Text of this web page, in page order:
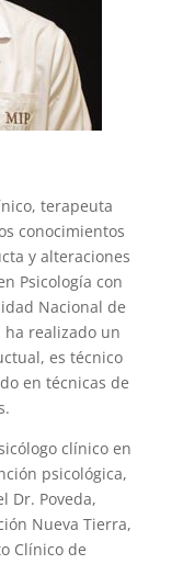
terapeuta
conocimientos
y alteraciones
Psicología con
Nacional de
ha realizado un
es técnico
en técnicas de
clínico en
psicológica,
Dr. Poveda,
Nueva Tierra,
Clínico de